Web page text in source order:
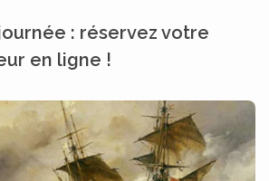
: réservez votre
en ligne !